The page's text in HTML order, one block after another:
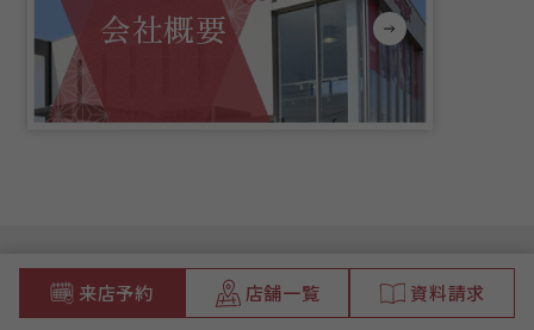
会社概要
トップページ 店舗一覧
来店予約 店舗一覧 資料請求